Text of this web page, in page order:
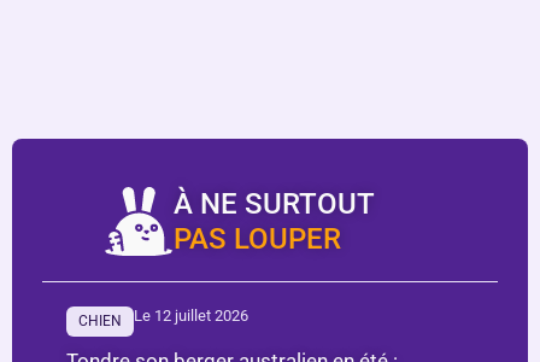
À NE SURTOUT
PAS LOUPER
CHIEN Le 12 juillet 2026